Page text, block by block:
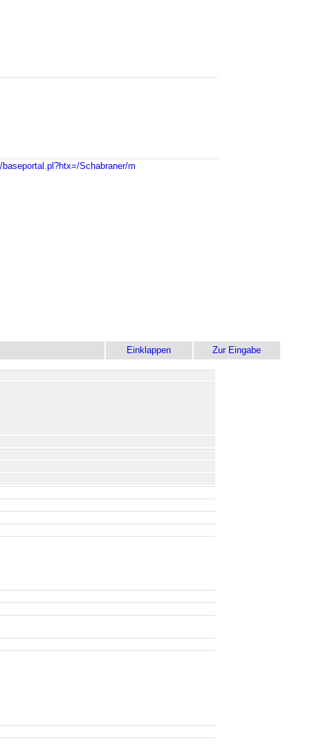
Schabraner/m
Einklappen Zur Eingabe